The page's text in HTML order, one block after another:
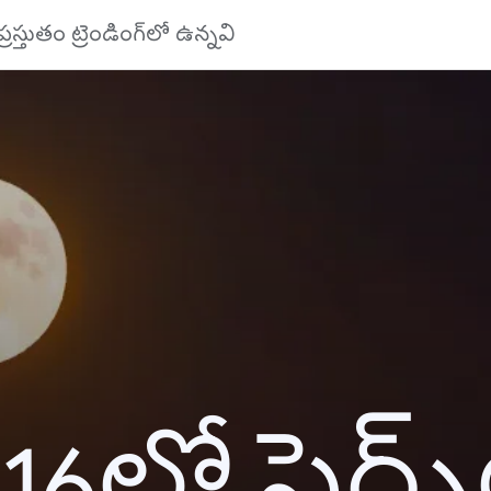
ట్రెండింగ్‌లో ఉన్నవి